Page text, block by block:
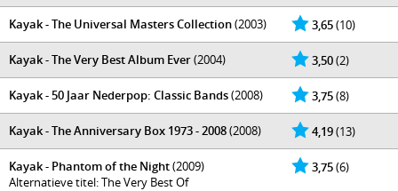
3,65(10)
Kayak - The Universal Masters Collection(2003)
3,50(2)
Kayak - The Very Best Album Ever(2004)
3,75(8)
Kayak - 50 Jaar Nederpop: Classic Bands(2008)
4,19(13)
Kayak - The Anniversary Box 1973 - 2008(2008)
3,75(6)
Kayak - Phantom of the Night(2009)
Alternatieve titel: The Very Best Of